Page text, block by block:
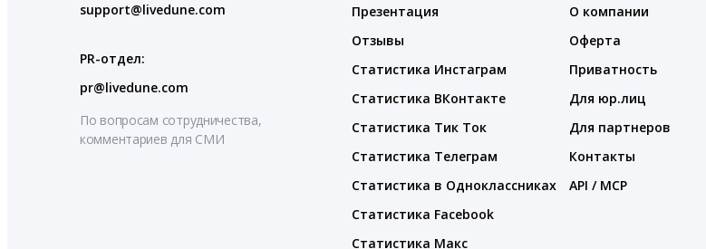
support@livedune.com
PR-отдел:
pr@livedune.com
По вопросам сотрудничества,
комментариев для СМИ
Презентация
Отзывы
Статистика Инстаграм
Статистика ВКонтакте
Статистика Тик Ток
Статистика Телеграм
Статистика в Одноклассниках
Статистика Facebook
Статистика Макс
О компании
Оферта
Приватность
Для юр.лиц
Для партнеров
Контакты
API / MCP